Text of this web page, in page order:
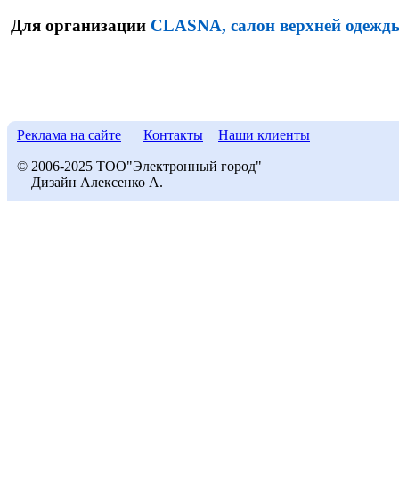
Для организации CLASNA, салон верхней
Реклама на сайте Контакты Наши клиенты
© 2006-2025 ТОО"Электронный город"
Дизайн Алексенко А.